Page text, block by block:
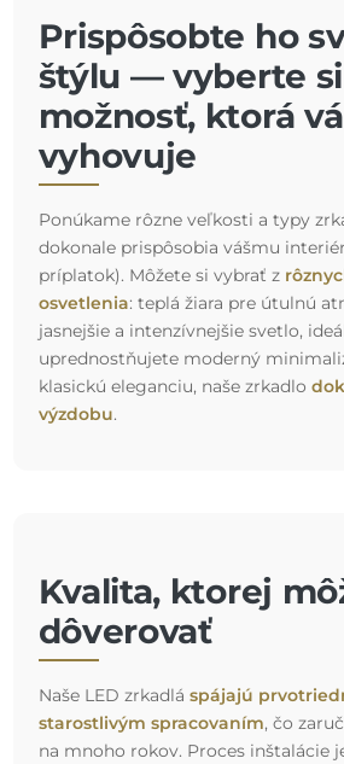
Prispôsobte ho
štýlu — vyberte si
možnosť, ktorá
vyhovuje
Ponúkame rôzne veľkosti a typy
dokonale prispôsobia vášmu
príplatok). Môžete si vybrať z
osvetlenia: teplá žiara pre útulnú
jasnejšie a intenzívnejšie svetlo,
uprednostňujete moderný
klasickú eleganciu, naše zrkadlo
výzdobu.
Kvalita, ktorej
dôverovať
Naše LED zrkadlá spájajú
starostlivým spracovaním, čo
na mnoho rokov. Proces inštalácie